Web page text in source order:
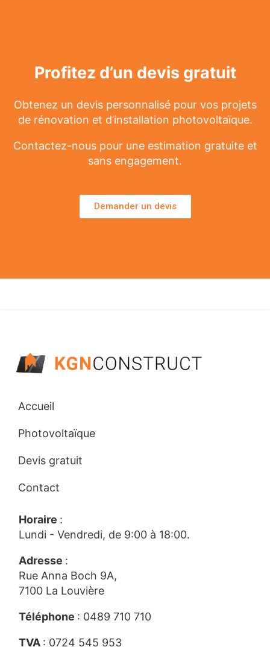
Profitez d’un devis gratuit
Obtenez un devis personnalisé pour vos projets
de rénovation et d’installation photovoltaïque.
Contactez-nous pour une estimation gratuite et
sans engagement.
Demander un devis
Accueil
Photovoltaïque
Devis gratuit
Contact
Horaire :
Lundi - Vendredi, de 9:00 à 18:00.
Adresse :
Rue Anna Boch 9A,
7100 La Louvière
Téléphone : 0489 710 710
TVA : 0724 545 953